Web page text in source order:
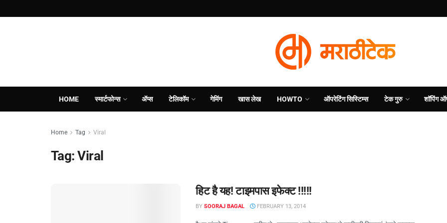
HOME स्मार्टफोन्स ॲप्स टेलिकॉम गेमिंग खास लेख HOWTO ऑपरेटिंग सिस्टिम्स टेक गुरु शॉपिंग
Home Tag Viral
Tag:Viral
हिट है यह! टाइमपास इफेक्ट !!!!!
BY SOORAJ BAGAL FEBRUARY 13, 2014